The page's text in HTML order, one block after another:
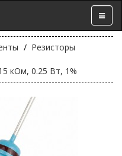
Резисторы
кОм, 0.25 Вт, 1%